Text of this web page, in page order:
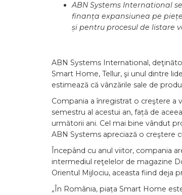
ABN Systems International
finanța expansiunea pe
și pentru procesul de listare
ABN Systems International,
Smart Home, Tellur, şi unul dintre
estimează că vânzările sale de
Compania a înregistrat o creştere a
semestru al acestui an, față de
următorii ani. Cel mai bine vândut
ABN Systems apreciază o creştere
Începând cu anul viitor, compania
intermediul reţelelor de magazine
Orientul Mijlociu, aceasta fiind deja
„În România, piața Smart Home